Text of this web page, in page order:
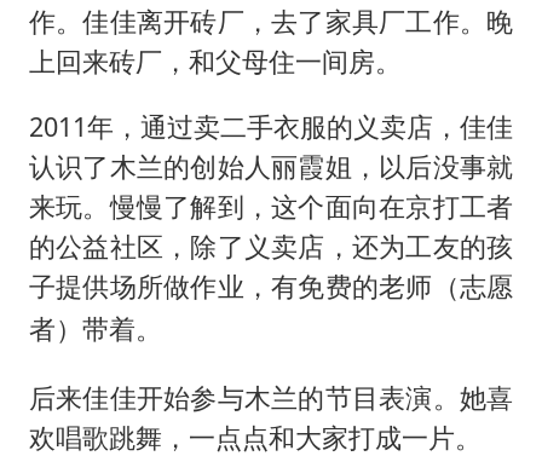
作。佳佳离开砖厂，去了家具厂工作。晚
上回来砖厂，和父母住一间房。
2011年，通过卖二手衣服的义卖店，佳佳
认识了木兰的创始人丽霞姐，以后没事就
来玩。慢慢了解到，这个面向在京打工者
的公益社区，除了义卖店，还为工友的孩
子提供场所做作业，有免费的老师 （志愿
者） 带着。
后来佳佳开始参与木兰的节目表演。她喜
欢唱歌跳舞，一点点和大家打成一片。